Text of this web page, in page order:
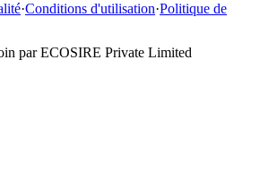
·Conditions d'utilisation·Politique de
par ECOSIRE Private Limited